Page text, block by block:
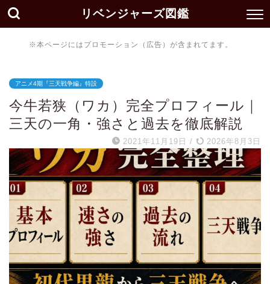
リベンジャーズ図鑑
※本ページにはプロモーション（広告）が含まれてます。
アニメ4期『三天戦争編』特設
今牛若狭（ワカ）完全プロフィール｜
三天の一角・強さと過去を徹底解説
2021年11月19日 / 2026年8月3日